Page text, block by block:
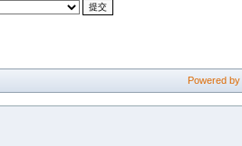
Powered by